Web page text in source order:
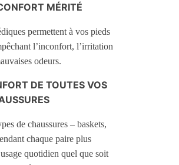
MÉRITÉ
permettent à vos pieds
l’inconfort, l’irritation
odeurs.
DE TOUTES VOS
de chaussures – baskets,
chaque paire plus
quotidien quel que soit